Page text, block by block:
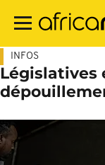
contenu
INFOS
Législatives